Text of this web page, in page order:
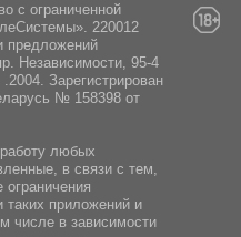
с ограниченной
220012
предложений
Независимости, 95-4
Зарегистрирован
№ 158398 от
любых
в связи с тем,
таких приложений и
числе в зависимости